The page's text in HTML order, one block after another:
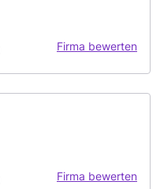
Firma bewerten
Firma bewerten